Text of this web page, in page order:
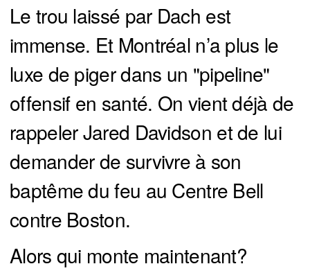
Le trou laissé par Dach est
immense. Et Montréal n’a plus le
luxe de piger dans un "pipeline"
offensif en santé. On vient déjà de
rappeler Jared Davidson et de lui
demander de survivre à son
baptême du feu au Centre Bell
contre Boston.
Alors qui monte maintenant?